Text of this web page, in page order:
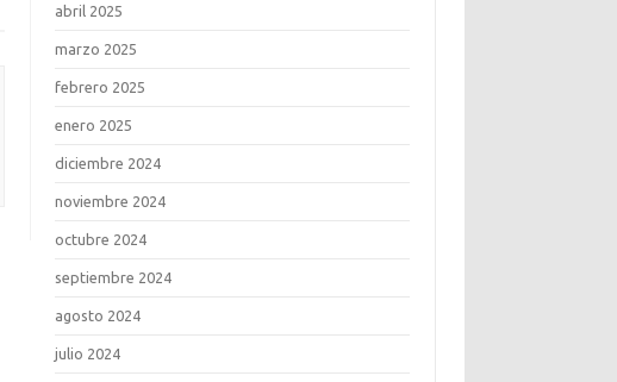
abril 2025
marzo 2025
febrero 2025
enero 2025
diciembre 2024
noviembre 2024
octubre 2024
septiembre 2024
agosto 2024
julio 2024